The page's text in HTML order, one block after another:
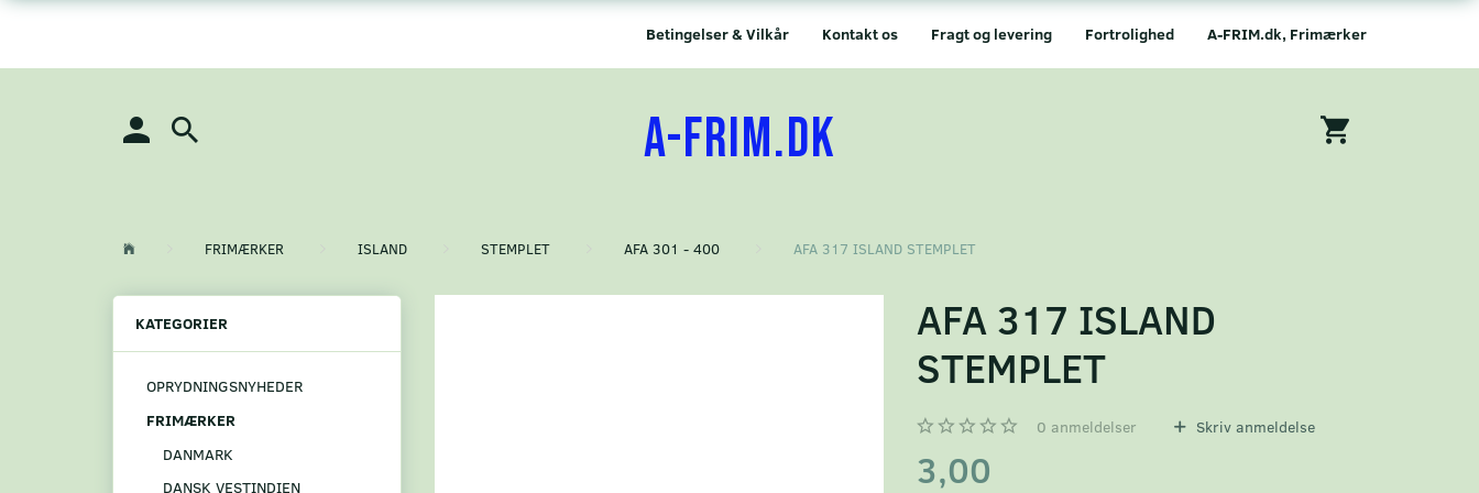
A-FRIM.dk, Frimærker
Fortrolighed
Fragt og levering
Kontakt os
Betingelser & Vilkår
A-FRIM.DK
FRIMÆRKER ISLAND STEMPLET AFA 301 - 400 AFA 317 ISLAND STEMPLET
KATEGORIER
OPRYDNINGSNYHEDER
FRIMÆRKER
DANMARK
DANSK VESTINDIEN
AFA 317 ISLAND
STEMPLET
0 anmeldelser Skriv anmeldelse
3,00